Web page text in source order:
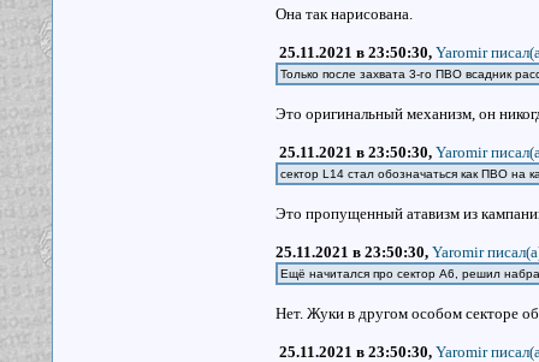
Она так нарисована.
25.11.2021 в 23:50:30, Yaromir
Только после захвата 3-го ПВО всадник
Это оригинальный механизм, он
25.11.2021 в 23:50:30, Yaromir
сектор L14 стал обозначаться как ПВО на
Это пропущенный атавизм из
25.11.2021 в 23:50:30, Yaromir
Ещё начитался про сектор А6, решил
Нет. Жуки в другом особом секторе
25.11.2021 в 23:50:30, Yaromir